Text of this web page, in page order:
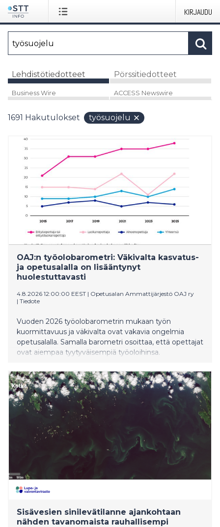
KIRJAUDU
Lehdistötiedotteet Pörssitiedotteet
Business Wire ACCESS Newswire
1691 Hakutulokset työsuojelu
OAJ:n työolobarometri: Väkivalta kasvatus-
ja opetusalalla on lisääntynyt
huolestuttavasti
4.8.2026 12:00:00 EEST | Opetusalan Ammattijärjestö OAJ ry
| Tiedote
Vuoden 2026 työolobarometrin mukaan työn
kuormittavuus ja väkivalta ovat vakavia ongelmia
opetusalalla. Samalla barometri osoittaa, että opettajat
ovat aiempaa tyytyväisempiä työoloihinsa.
Sisävesien sinilevätilanne ajankohtaan
nähden tavanomaista rauhallisempi